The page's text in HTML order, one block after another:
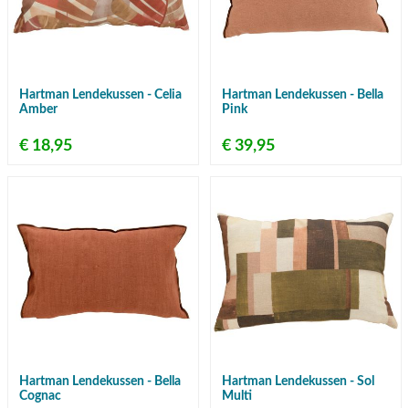
Hartman Lendekussen - Celia
Amber
€ 18,95
Hartman Lendekussen - Bella
Pink
€ 39,95
Hartman Lendekussen - Bella
Cognac
Hartman Lendekussen - Sol
Multi